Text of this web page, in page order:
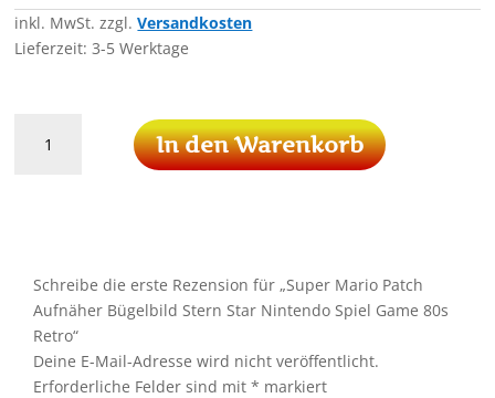
inkl. MwSt. zzgl.Versandkosten
Lieferzeit:3-5 Werktage
Mario
Star
Nintendo
Spiel
Game
80s
In den Warenkorb
Schreibe die erste Rezension für „Super Mario Patch
Aufnäher Bügelbild Stern Star Nintendo Spiel Game 80s
Retro“
Deine E-Mail-Adresse wird nicht veröffentlicht.
Erforderliche Felder sind mit* markiert